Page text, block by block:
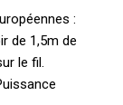
:
de 1,5m de
le fil.